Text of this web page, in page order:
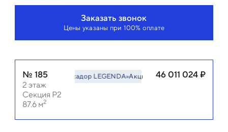
Заказать звонок
Цены указаны при 100% оплате
№ 185
2 этаж
Секция Р2
87.6 м2
Акция «Амбассадор LEGENDA»Акция «Амбассадор LEGENDA»
46 011 024₽